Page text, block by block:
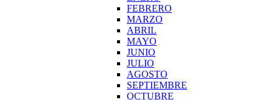
FEBRERO
MARZO
ABRIL
MAYO
JUNIO
JULIO
AGOSTO
SEPTIEMBRE
OCTUBRE